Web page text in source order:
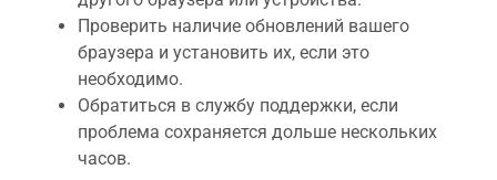
Проверить наличие обновлений вашего
браузера и установить их, если это
необходимо.
Обратиться в службу поддержки, если
проблема сохраняется дольше нескольких
часов.